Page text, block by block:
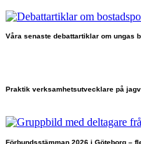
Våra senaste debattartiklar om ungas
Praktik verksamhetsutvecklare på
Förbundsstämman 2026 i Göteborg –